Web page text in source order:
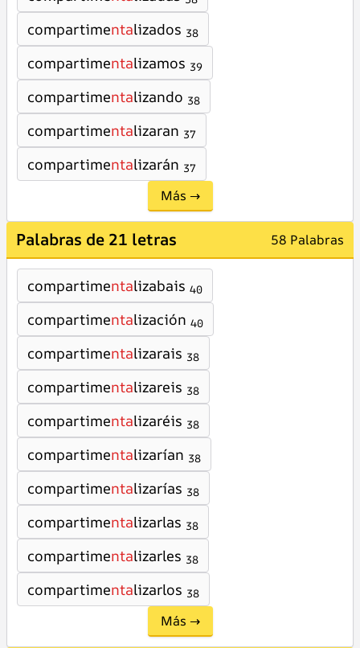
compartimentalizados 38
compartimentalizamos 39
compartimentalizando 38
compartimentalizaran 37
compartimentalizarán 37
Más →
Palabras de 21 letras 58 Palabras
compartimentalizabais 40
compartimentalización 40
compartimentalizarais 38
compartimentalizareis 38
compartimentalizaréis 38
compartimentalizarían 38
compartimentalizarías 38
compartimentalizarlas 38
compartimentalizarles 38
compartimentalizarlos 38
Más →